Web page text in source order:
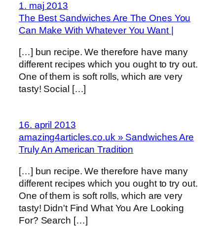
1. maj 2013
The Best Sandwiches Are The Ones You
Can Make With Whatever You Want |
[…] bun recipe. We therefore have many
different recipes which you ought to try out.
One of them is soft rolls, which are very
tasty! Social […]
16. april 2013
amazing4articles.co.uk » Sandwiches Are
Truly An American Tradition
[…] bun recipe. We therefore have many
different recipes which you ought to try out.
One of them is soft rolls, which are very
tasty! Didn't Find What You Are Looking
For? Search […]